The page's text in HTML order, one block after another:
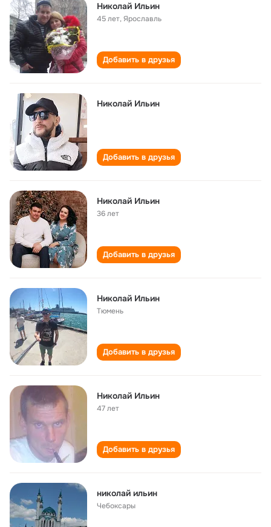
Николай Ильин
45 лет,Ярославль
Добавить в друзья
Николай Ильин
Добавить в друзья
Николай Ильин
36 лет
Добавить в друзья
Николай Ильин
Тюмень
Добавить в друзья
Николай Ильин
47 лет
Добавить в друзья
николай ильин
Чебоксары